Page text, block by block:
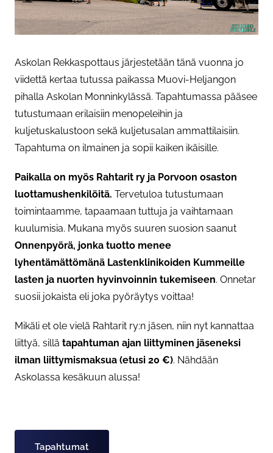
Askolan Rekkaspottaus järjestetään tänä vuonna jo
viidettä kertaa tutussa paikassa Muovi-Heljangon
pihalla Askolan Monninkylässä. Tapahtumassa pääsee
tutustumaan erilaisiin menopeleihin ja
kuljetuskalustoon sekä kuljetusalan ammattilaisiin.
Tapahtuma on ilmainen ja sopii kaiken ikäisille.
Paikalla on myös Rahtarit ry ja Porvoon osaston
luottamushenkilöitä. Tervetuloa tutustumaan
toimintaamme, tapaamaan tuttuja ja vaihtamaan
kuulumisia. Mukana myös suuren suosion saanut
Onnenpyörä, jonka tuotto menee
lyhentämättömänä Lastenklinikoiden Kummeille
lasten ja nuorten hyvinvoinnin tukemiseen. Onnetar
suosii jokaista eli joka pyöräytys voittaa!
Mikäli et ole vielä Rahtarit ry:n jäsen, niin nyt kannattaa
liittyä, sillä tapahtuman ajan liittyminen jäseneksi
ilman liittymismaksua (etusi 20 €). Nähdään
Askolassa kesäkuun alussa!
Tapahtumat